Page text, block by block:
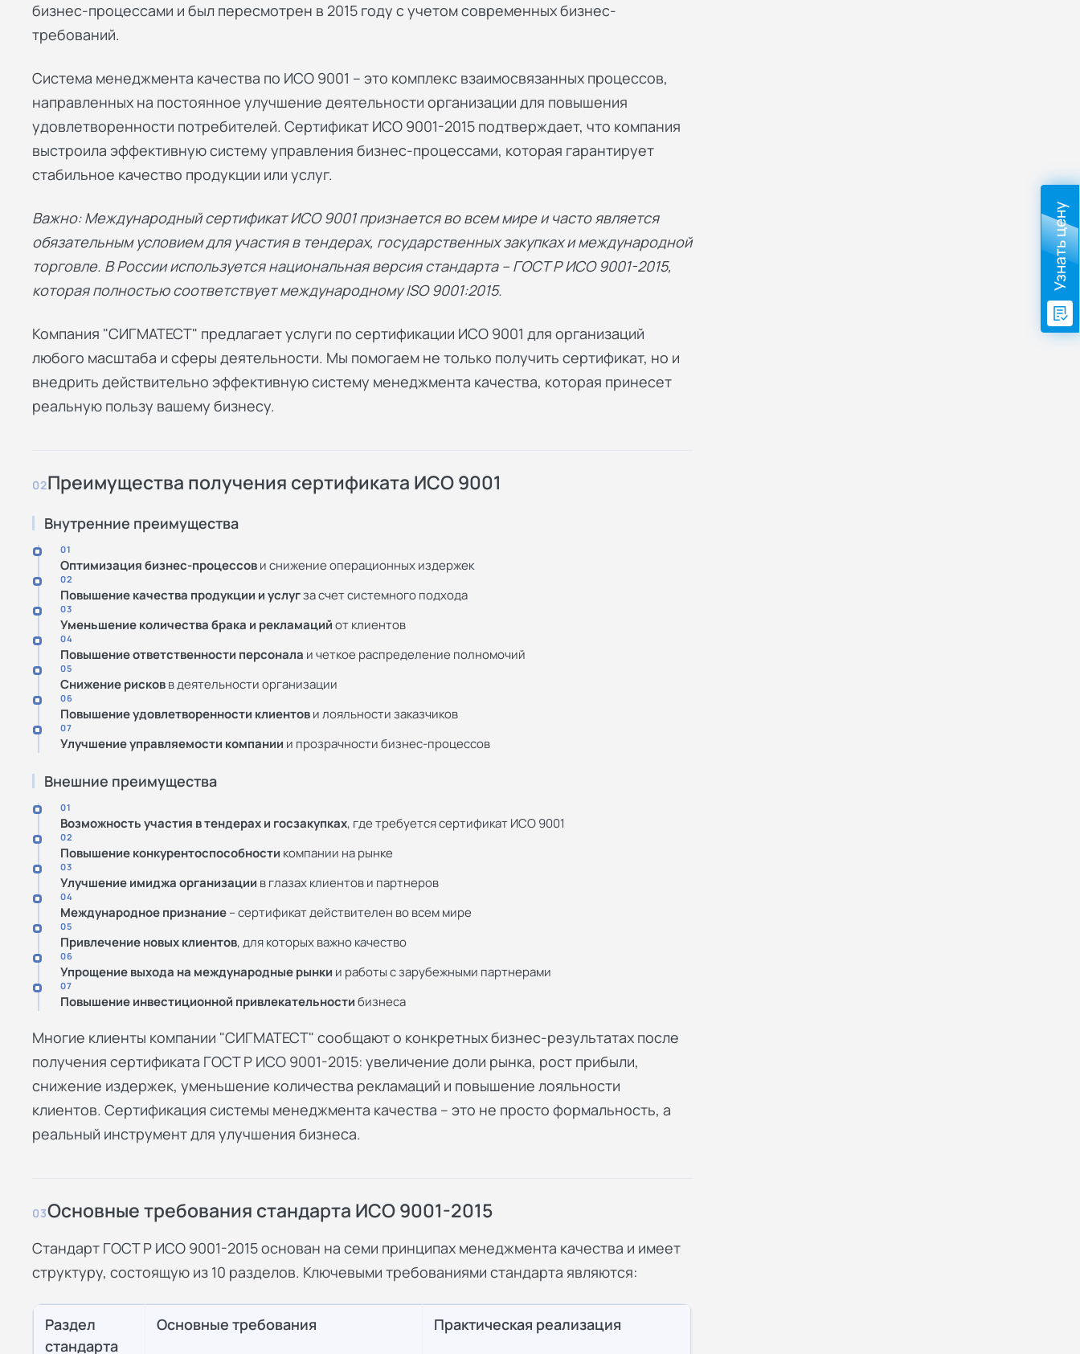
бизнес-процессами и был пересмотрен в 2015 году с учетом современных бизнес-
требований.
Система менеджмента качества по ИСО 9001 – это комплекс взаимосвязанных процессов,
направленных на постоянное улучшение деятельности организации для повышения
удовлетворенности потребителей. Сертификат ИСО 9001-2015 подтверждает, что компания
выстроила эффективную систему управления бизнес-процессами, которая гарантирует
стабильное качество продукции или услуг.
Важно: Международный сертификат ИСО 9001 признается во всем мире и часто является
обязательным условием для участия в тендерах, государственных закупках и международной
торговле. В России используется национальная версия стандарта – ГОСТ Р ИСО 9001-2015,
которая полностью соответствует международному ISO 9001:2015.
Компания "СИГМАТЕСТ" предлагает услуги по сертификации ИСО 9001 для организаций
любого масштаба и сферы деятельности. Мы помогаем не только получить сертификат, но и
внедрить действительно эффективную систему менеджмента качества, которая принесет
реальную пользу вашему бизнесу.
02Преимущества получения сертификата ИСО 9001
Внутренние преимущества
01
Оптимизация бизнес-процессови снижение операционных издержек
02
Повышение качества продукции и услугза счет системного подхода
03
Уменьшение количества брака и рекламацийот клиентов
04
Повышение ответственности персонала и четкое распределение полномочий
05
Снижение рисковв деятельности организации
06
Повышение удовлетворенности клиентови лояльности заказчиков
07
Улучшение управляемости компании и прозрачности бизнес-процессов
Внешние преимущества
01
Возможность участия в тендерах и госзакупках, где требуется сертификат ИСО 9001
02
Повышение конкурентоспособности компании на рынке
03
Улучшение имиджа организации в глазах клиентов и партнеров
04
Международное признание– сертификат действителен во всем мире
05
Привлечение новых клиентов, для которых важно качество
06
Упрощение выхода на международные рынки и работы с зарубежными партнерами
07
Повышение инвестиционной привлекательностибизнеса
Многие клиенты компании "СИГМАТЕСТ" сообщают о конкретных бизнес-результатах после
получения сертификата ГОСТ Р ИСО 9001-2015: увеличение доли рынка, рост прибыли,
снижение издержек, уменьшение количества рекламаций и повышение лояльности
клиентов. Сертификация системы менеджмента качества – это не просто формальность, а
реальный инструмент для улучшения бизнеса.
03Основные требования стандарта ИСО 9001-2015
Стандарт ГОСТ Р ИСО 9001-2015 основан на семи принципах менеджмента качества и имеет
структуру, состоящую из 10 разделов. Ключевыми требованиями стандарта являются:
Раздел
стандарта
Основные требования Практическая реализация
Узнать цену